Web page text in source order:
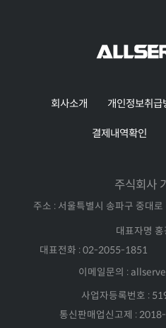
회사소개 개인정보취급
결제내역확인
주식회사
주소 : 서울특별시 송파구 중대
대표자명 홍
대표전화 : 02-2055-1851
이메일문의 :
사업자등록번호 :
통신판매업신고제 :